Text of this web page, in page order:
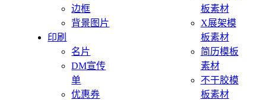
边框
背景图片
印刷
名片
DM宣传
单
优惠券
板素材
X展架模
板素材
简历模板
素材
不干胶模
板素材